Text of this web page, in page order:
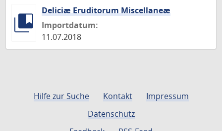
Deliciæ Eruditorum Miscellaneæ
Importdatum:
11.07.2018
Hilfe zur Suche Kontakt
Impressum
Datenschutz